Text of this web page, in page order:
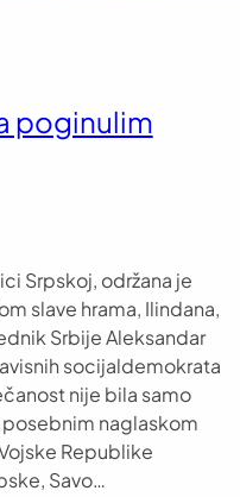
poginulim
Srpskoj, održana je
slave hrama, Ilindana,
Srbije Aleksandar
socijaldemokrata
nije bila samo
naglaskom
Republike
Savo…